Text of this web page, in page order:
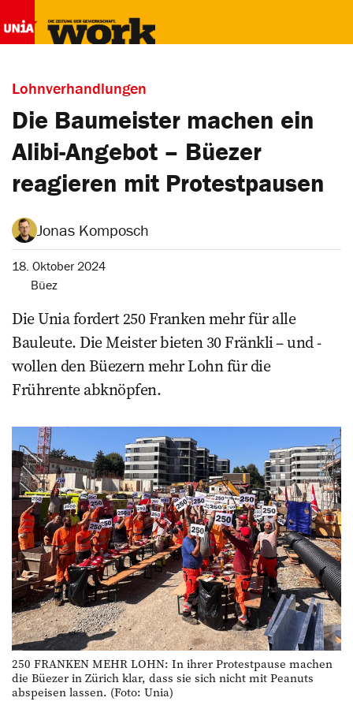
Lohnverhandlungen
Die Baumeister machen ein
Alibi-Angebot – Büezer
reagieren mit Protestpausen
Jonas Komposch
18. Oktober 2024
Büez
Die Unia fordert 250 Franken mehr für alle
Bauleute. Die ­Meister bieten 30 Fränkli – und ­
wollen den Büezern mehr Lohn für die
Frührente abknöpfen.
250 FRANKEN MEHR LOHN: In ihrer Protestpause machen
die Büezer in Zürich klar, dass sie sich nicht mit Peanuts
abspeisen lassen. (Foto: Unia)